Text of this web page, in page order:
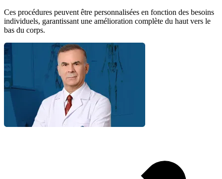
Ces procédures peuvent être personnalisées en fonction des besoins
individuels, garantissant une amélioration complète du haut vers le
bas du corps.